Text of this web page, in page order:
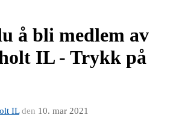
å bli medlem av
IL - Trykk på
ILden 10. mar 2021